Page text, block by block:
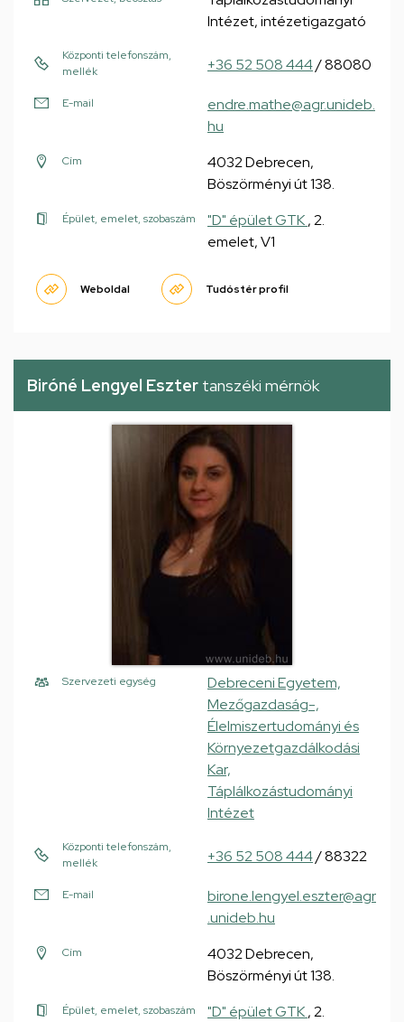
Intézet, intézetigazgató
Központi telefonszám,
mellék
+36 52 508 444/ 88080
E-mail
endre.mathe@agr.unideb.
hu
Cím
4032 Debrecen,
Böszörményi út 138.
Épület, emelet, szobaszám "D" épület GTK, 2.
emelet, V1
Weboldal Tudóstér profil
Biróné Lengyel Eszter tanszéki mérnök
Szervezeti egység
Debreceni Egyetem,
Mezőgazdaság-,
Élelmiszertudományi és
Környezetgazdálkodási
Kar,
Táplálkozástudományi
Intézet
Központi telefonszám,
mellék
+36 52 508 444/ 88322
E-mail
birone.lengyel.eszter@agr
.unideb.hu
Cím
4032 Debrecen,
Böszörményi út 138.
Épület, emelet, szobaszám "D" épület GTK, 2.